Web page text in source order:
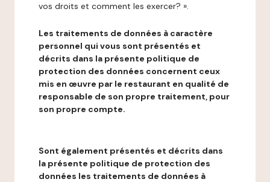
vos droits et comment les exercer? ».
Les traitements de données à caractère
personnel qui vous sont présentés et
décrits dans la présente politique de
protection des données concernent ceux
mis en œuvre par le restaurant en qualité de
responsable de son propre traitement, pour
son propre compte.
Sont également présentés et décrits dans
la présente politique de protection des
données les traitements de données à